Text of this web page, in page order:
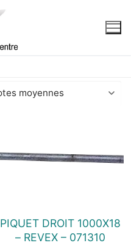
PIQUET DROIT 1000X18
– REVEX – 071310